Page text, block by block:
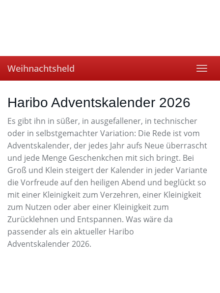
Weihnachtsheld
Haribo Adventskalender 2026
Es gibt ihn in süßer, in ausgefallener, in technischer
oder in selbstgemachter Variation: Die Rede ist vom
Adventskalender, der jedes Jahr aufs Neue überrascht
und jede Menge Geschenkchen mit sich bringt. Bei
Groß und Klein steigert der Kalender in jeder Variante
die Vorfreude auf den heiligen Abend und beglückt so
mit einer Kleinigkeit zum Verzehren, einer Kleinigkeit
zum Nutzen oder aber einer Kleinigkeit zum
Zurücklehnen und Entspannen. Was wäre da
passender als ein aktueller Haribo
Adventskalender 2026.